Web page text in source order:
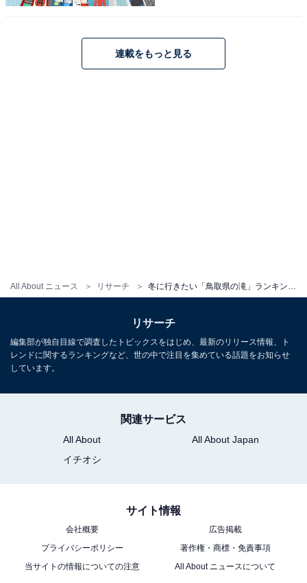
All About ニュース リサーチ
滝の組み合わせが美しく、冬ならではの景観を期待でき
圧巻。雪が積もると、さらに見事な景色になります」
（40代男性／兵庫県）といった声が集まりました。
「轟の滝」を抑えた1位は？【2026年調査】
連載をもっと見る
リサーチ
編集部が独自目線で調査したトピックスをはじめ、最新のリリース情報、ト
レンドに関するランキングなど、世の中で注目を集めている話題をお知らせ
しています。
関連サービス
All About
All About Japan
イチオシ
サイト情報
会社概要
広告掲載
プライバシーポリシー
著作権・商標・免責事項
当サイトの情報についての注意
All About ニュースについて